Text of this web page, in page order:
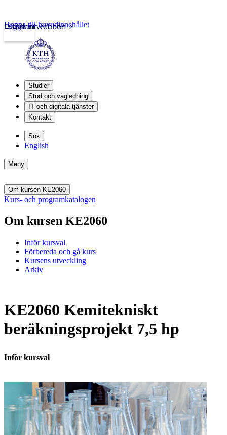
Studentwebben
Logga in
Hoppa till huvudinnehållet
Studier
Stöd och vägledning
IT och digitala tjänster
Kontakt
Sök
English
Meny
Om kursen KE2060
Kurs- och programkatalogen
Om kursen KE2060
Inför kursval
Förbereda och gå kurs
Kursens utveckling
Arkiv
KE2060 Kemitekniskt
beräkningsprojekt 7,5 hp
Inför kursval